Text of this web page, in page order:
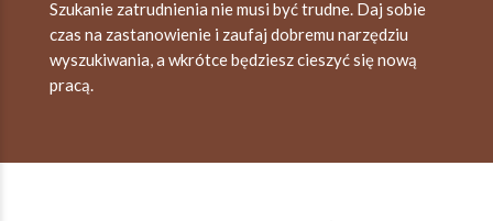
Szukanie zatrudnienia nie musi być trudne. Daj sobie
czas na zastanowienie i zaufaj dobremu narzędziu
wyszukiwania, a wkrótce będziesz cieszyć się nową
pracą.